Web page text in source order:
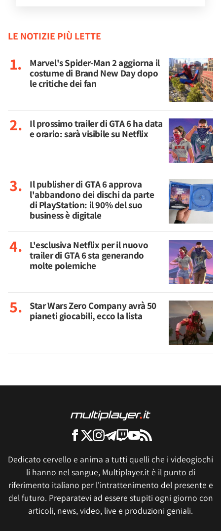
LE NOTIZIE PIÙ LETTE
Marvel's Spider-Man 2 aggiorna il
costume di Brand New Day dopo
le critiche dei fan
Il prossimo trailer di GTA 6 ha data
e orario: sarà visibile su Netflix
Il publisher di GTA 6 approva
l'abbandono dei dischi da parte
di PlayStation: il 90% del suo
business è digitale
L'esclusiva Netflix per il nuovo
trailer di GTA 6 sta generando
molte polemiche
Star Wars Zero Company avrà 50
pianeti giocabili, ecco la lista
Dedicato cervello e anima a tutti quelli che i videogiochi
li hanno nel sangue, Multiplayer.it è il punto di
riferimento italiano per l'intrattenimento del presente e
del futuro. Preparatevi ad essere stupiti ogni giorno con
articoli, news, video, live e produzioni geniali.